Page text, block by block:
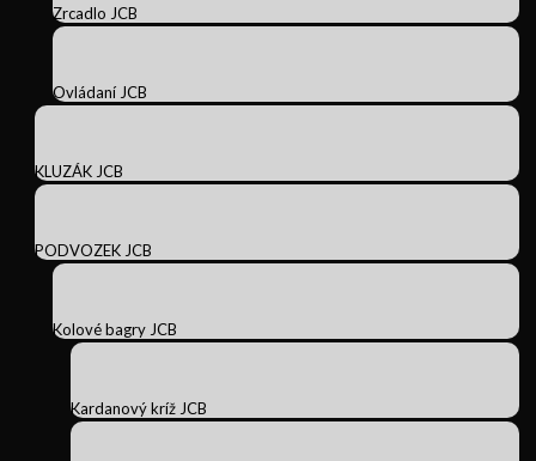
Zrcadlo JCB
Ovládaní JCB
KLUZÁK JCB
PODVOZEK JCB
Kolové bagry JCB
Kardanový kríž JCB